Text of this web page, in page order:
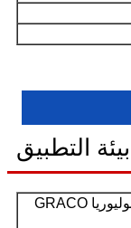
بيئة التطبيق
معدات رش البوليوريا GRACO